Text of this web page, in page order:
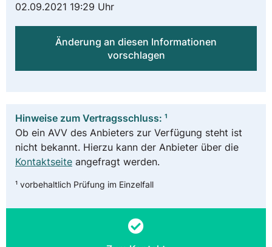
02.09.2021 19:29 Uhr
Änderung an diesen Informationen
vorschlagen
Hinweise zum Vertragsschluss: ¹
Ob ein AVV des Anbieters zur Verfügung steht ist
nicht bekannt. Hierzu kann der Anbieter über die
Kontaktseite angefragt werden.
¹ vorbehaltlich Prüfung im Einzelfall